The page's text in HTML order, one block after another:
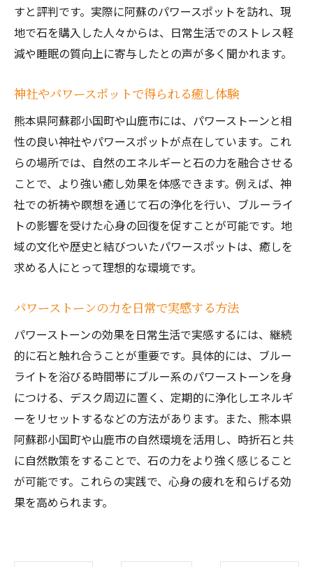
すと評判です。実際に阿蘇のパワースポットを訪れ、現
地で石を購入した人々からは、日常生活でのストレス軽
減や睡眠の質向上に寄与したとの声が多く聞かれます。
神社やパワースポットで得られる癒し体験
熊本県阿蘇郡小国町や山鹿市には、パワーストーンと相
性の良い神社やパワースポットが点在しています。これ
らの場所では、自然のエネルギーと石の力を融合させる
ことで、より強い癒し効果を体感できます。例えば、神
社での祈祷や瞑想を通じて石の浄化を行い、ブルーライ
トの影響を受けた心身の回復を促すことが可能です。地
域の文化や歴史と結びついたパワースポットは、癒しを
求める人にとって理想的な環境です。
パワーストーンの力を日常で実感する方法
パワーストーンの効果を日常生活で実感するには、継続
的に石と触れ合うことが重要です。具体的には、ブルー
ライトを浴びる時間帯にブルー系のパワーストーンを身
につける、デスク周辺に置く、定期的に浄化しエネルギ
ーをリセットするなどの方法があります。また、熊本県
阿蘇郡小国町や山鹿市の自然環境を活用し、時折石と共
に自然散策をすることで、石の力をより強く感じること
が可能です。これらの実践で、心身の疲れを和らげる効
果を高められます。